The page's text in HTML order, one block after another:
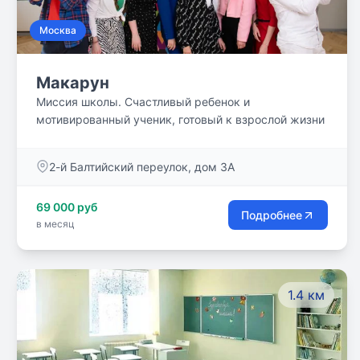
Москва
Макарун
Миссия школы. Счастливый ребенок и
мотивированный ученик, готовый к взрослой жизни
2-й Балтийский переулок, дом 3А
69 000 руб
в месяц
Подробнее
1.4 км